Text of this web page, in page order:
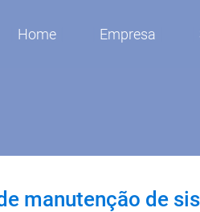
Home Empresa
manutenção de